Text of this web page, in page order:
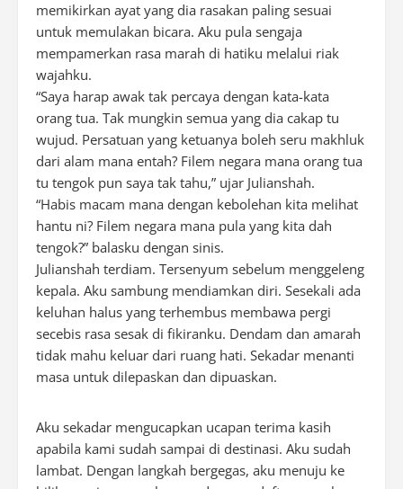
memikirkan ayat yang dia rasakan paling sesuai
untuk memulakan bicara. Aku pula sengaja
mempamerkan rasa marah di hatiku melalui riak
wajahku.
“Saya harap awak tak percaya dengan kata-kata
orang tua. Tak mungkin semua yang dia cakap tu
wujud. Persatuan yang ketuanya boleh seru makhluk
dari alam mana entah? Filem negara mana orang tua
tu tengok pun saya tak tahu,” ujar Julianshah.
“Habis macam mana dengan kebolehan kita melihat
hantu ni? Filem negara mana pula yang kita dah
tengok?” balasku dengan sinis.
Julianshah terdiam. Tersenyum sebelum menggeleng
kepala. Aku sambung mendiamkan diri. Sesekali ada
keluhan halus yang terhembus membawa pergi
secebis rasa sesak di fikiranku. Dendam dan amarah
tidak mahu keluar dari ruang hati. Sekadar menanti
masa untuk dilepaskan dan dipuaskan.
Aku sekadar mengucapkan ucapan terima kasih
apabila kami sudah sampai di destinasi. Aku sudah
lambat. Dengan langkah bergegas, aku menuju ke